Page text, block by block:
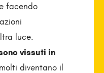
facendo
luce.
vissuti in
diventano il